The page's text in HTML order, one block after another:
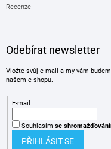
Recenze
Odebírat newsletter
Vložte svůj e-mail a my vám
našem e-shopu.
E-mail
Souhlasím se
PŘIHLÁSIT SE